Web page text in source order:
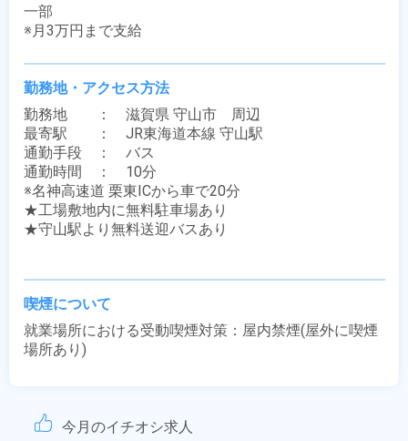
一部
※月3万円まで支給
勤務地・アクセス方法
勤務地　　：　滋賀県 守山市　周辺
最寄駅　　：　JR東海道本線 守山駅
通勤手段　：　バス
通勤時間　：　10分
※名神高速道 栗東ICから車で20分
★工場敷地内に無料駐車場あり
★守山駅より無料送迎バスあり
喫煙について
就業場所における受動喫煙対策：屋内禁煙(屋外に喫煙
場所あり)
今月のイチオシ求人